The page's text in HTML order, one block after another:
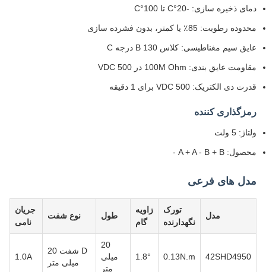
دمای ذخیره سازی: -20°C تا 100°C
محدوده رطوبت: 85٪ یا کمتر، بدون فشرده سازی
عایق سیم مغناطیسی: کلاس B 130 درجه C
مقاومت عایق بندی: 100M Ohm در 500 VDC
قدرت دی الکتریک: 500 VDC برای 1 دقیقه
رمزگذاری کننده
ولتاژ: 5 ولت
محصول: A + A - B + B -
مدل های فرعی
مدل
تورک
نگهدارنده
زاویه
گام
طول نوع شفت
جریان
نامی
42SHD4950
0.13N.m
1.8°
20
میلی
متر
D شفت 20
میلی متر
1.0A